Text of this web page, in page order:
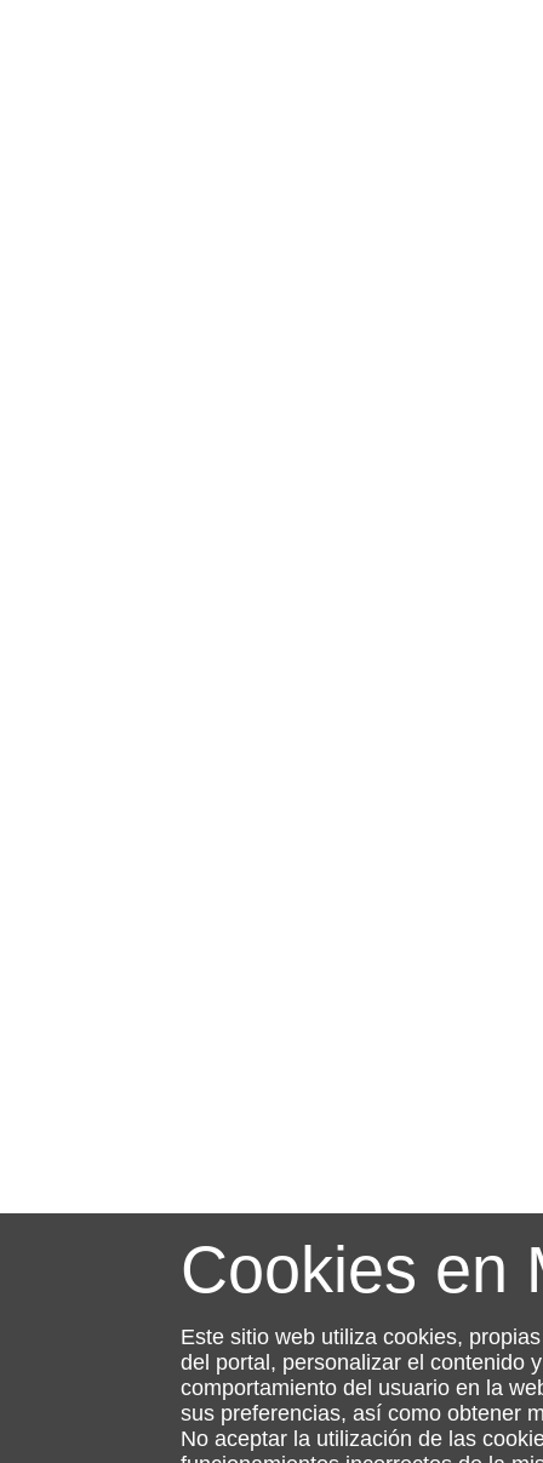
Cookies en
Este sitio web utiliza cookies,
del portal, personalizar el contenido
comportamiento del usuario en la
sus preferencias, así como obtener
No aceptar la utilización de las